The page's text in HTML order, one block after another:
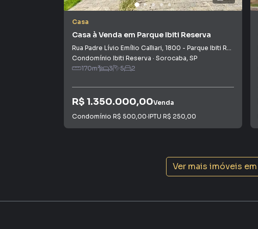
Casa
Casa à Venda em Parque Ibiti Reserva
Rua Padre Lívio Emílio Calliari, 1800 - Parque Ibiti Reserva
Condomínio Ibiti Reserva · Sorocaba, SP
170m² 3 5 2
R$ 1.350.000,00Venda
Condomínio R$ 500,00·IPTU R$ 250,00
Ver mais imóveis em